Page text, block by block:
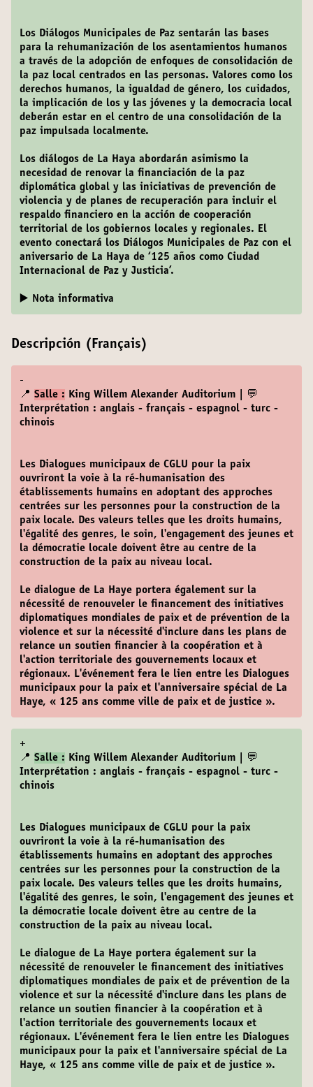
Los Diálogos Municipales de Paz sentarán las bases
para la rehumanización de los asentamientos humanos
a través de la adopción de enfoques de consolidación de
la paz local centrados en las personas. Valores como los
derechos humanos, la igualdad de género, los cuidados,
la implicación de los y las jóvenes y la democracia local
deberán estar en el centro de una consolidación de la
paz impulsada localmente.
Los diálogos de La Haya abordarán asimismo la
necesidad de renovar la financiación de la paz
diplomática global y las iniciativas de prevención de
violencia y de planes de recuperación para incluir el
respaldo financiero en la acción de cooperación
territorial de los gobiernos locales y regionales. El
evento conectará los Diálogos Municipales de Paz con el
aniversario de La Haya de ‘125 años como Ciudad
Internacional de Paz y Justicia’.
▶️ Nota informativa
Descripción (Français)
-
📍 Salle : King Willem Alexander Auditorium | 💬
Interprétation : anglais - français - espagnol - turc -
chinois
Les Dialogues municipaux de CGLU pour la paix
ouvriront la voie à la ré-humanisation des
établissements humains en adoptant des approches
centrées sur les personnes pour la construction de la
paix locale. Des valeurs telles que les droits humains,
l'égalité des genres, le soin, l'engagement des jeunes et
la démocratie locale doivent être au centre de la
construction de la paix au niveau local.
Le dialogue de La Haye portera également sur la
nécessité de renouveler le financement des initiatives
diplomatiques mondiales de paix et de prévention de la
violence et sur la nécessité d'inclure dans les plans de
relance un soutien financier à la coopération et à
l'action territoriale des gouvernements locaux et
régionaux. L'événement fera le lien entre les Dialogues
municipaux pour la paix et l'anniversaire spécial de La
Haye, « 125 ans comme ville de paix et de justice ».
+
📍 Salle : King Willem Alexander Auditorium | 💬
Interprétation : anglais - français - espagnol - turc -
chinois
Les Dialogues municipaux de CGLU pour la paix
ouvriront la voie à la ré-humanisation des
établissements humains en adoptant des approches
centrées sur les personnes pour la construction de la
paix locale. Des valeurs telles que les droits humains,
l'égalité des genres, le soin, l'engagement des jeunes et
la démocratie locale doivent être au centre de la
construction de la paix au niveau local.
Le dialogue de La Haye portera également sur la
nécessité de renouveler le financement des initiatives
diplomatiques mondiales de paix et de prévention de la
violence et sur la nécessité d'inclure dans les plans de
relance un soutien financier à la coopération et à
l'action territoriale des gouvernements locaux et
régionaux. L'événement fera le lien entre les Dialogues
municipaux pour la paix et l'anniversaire spécial de La
Haye, « 125 ans comme ville de paix et de justice ».